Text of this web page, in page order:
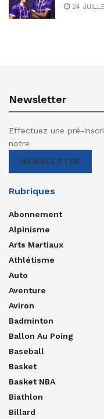
24
Newsletter
Effectuez une pré-
notre
NEWSLETTER
Rubriques
Abonnement
Alpinisme
Arts Martiaux
Athlétisme
Auto
Aventure
Aviron
Badminton
Ballon Au Poing
Baseball
Basket
Basket NBA
Biathlon
Billard